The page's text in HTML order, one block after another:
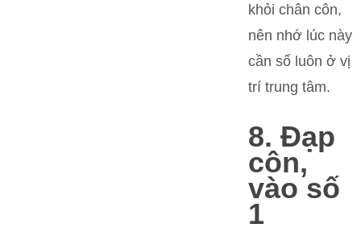
khỏi chân côn,
nên nhớ lúc này
cần số luôn ở vị
trí trung tâm.
8. Đạp
côn,
vào số
1